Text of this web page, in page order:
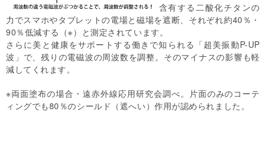
含有する二酸化チタンの
力でスマホやタブレットの電場と磁場を遮断、それぞれ約40％・
90％低減する（※）と測定されています。
さらに美と健康をサポートする働きで知られる「超美振動P-UP
波」で、残りの電磁波の周波数を調整。そのマイナスの影響も軽
減してくれます。
※両面塗布の場合・遠赤外線応用研究会調べ。片面のみのコーテ
ィングでも80％のシールド（遮へい）作用が認められました。